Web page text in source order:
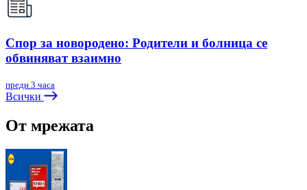
Спор за новородено: Родители и болница се
обвиняват взаимно
преди 3 часа
Всички
От мрежата